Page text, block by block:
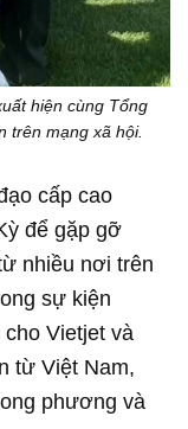
hiện cùng Tổng
trên mạng xã hội.
cấp cao
để gặp gỡ
nhiều nơi trên
sự kiện
cho Vietjet và
từ Việt Nam,
phương và